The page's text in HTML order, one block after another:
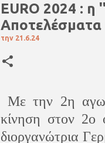
ΕURO 2024 : η
Αποτελέσματα
την 21.6.24
Με την 2η
κίνηση στον 2ο
διοργανώτρια